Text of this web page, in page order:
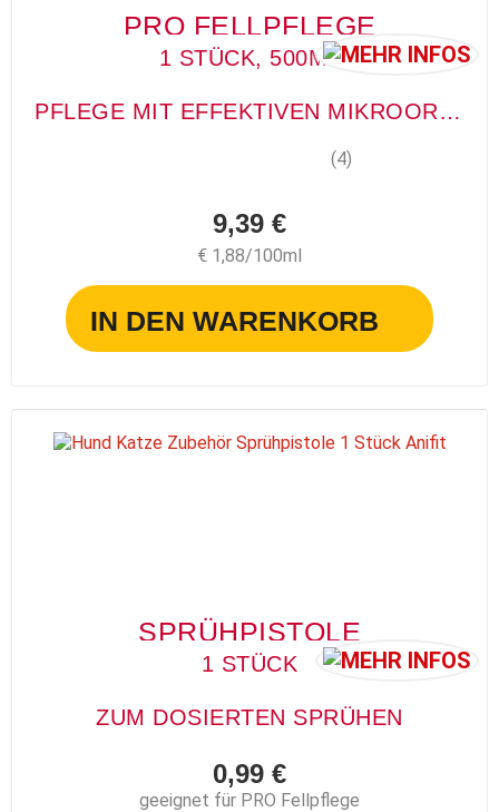
PRO FELLPFLEGE
1 STÜCK, 500ML
PFLEGE MIT EFFEKTIVEN MIKROORGANISMEN
(4)
9,39 €
€ 1,88/100ml
IN DEN WARENKORB
SPRÜHPISTOLE
1 STÜCK
ZUM DOSIERTEN SPRÜHEN
0,99 €
geeignet für PRO Fellpflege